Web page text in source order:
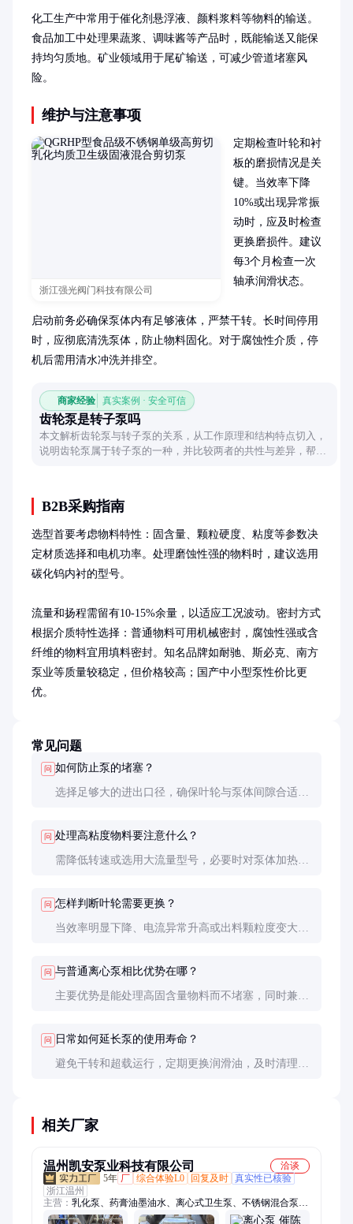
化工生产中常用于催化剂悬浮液、颜料浆料等物料的输送。
食品加工中处理果蔬浆、调味酱等产品时，既能输送又能保
持均匀质地。矿业领域用于尾矿输送，可减少管道堵塞风
险。
维护与注意事项
浙江强光阀门科技有限公司
定期检查叶轮和衬
板的磨损情况是关
键。当效率下降
10%或出现异常振
动时，应及时检查
更换磨损件。建议
每3个月检查一次
轴承润滑状态。
启动前务必确保泵体内有足够液体，严禁干转。长时间停用
时，应彻底清洗泵体，防止物料固化。对于腐蚀性介质，停
机后需用清水冲洗并排空。
商家经验 真实案例 · 安全可信
齿轮泵是转子泵吗
本文解析齿轮泵与转子泵的关系，从工作原理和结构特点切入，
说明齿轮泵属于转子泵的一种，并比较两者的共性与差异，帮助
B2B采购指南
选型首要考虑物料特性：固含量、颗粒硬度、粘度等参数决
定材质选择和电机功率。处理磨蚀性强的物料时，建议选用
碳化钨内衬的型号。
流量和扬程需留有10-15%余量，以适应工况波动。密封方式
根据介质特性选择：普通物料可用机械密封，腐蚀性强或含
纤维的物料宜用填料密封。知名品牌如耐驰、斯必克、南方
泵业等质量较稳定，但价格较高；国产中小型泵性价比更
优。
常见问题
问 如何防止泵的堵塞？
选择足够大的进出口径，确保叶轮与泵体间隙合适
问 处理高粘度物料要注意什么？
需降低转速或选用大流量型号，必要时对泵体加热保
问 怎样判断叶轮需要更换？
当效率明显下降、电流异常升高或出料颗粒度变大
问 与普通离心泵相比优势在哪？
主要优势是能处理高固含量物料而不堵塞，同时兼具
问 日常如何延长泵的使用寿命？
避免干转和超载运行，定期更换润滑油，及时清理泵
相关厂家
温州凯安泵业科技有限公司
洽谈
5年 厂 综合体验L0 回复及时 真实性已核验
浙江温州
主营： 乳化泵、药膏油墨油水、离心式卫生泵、不锈钢混合泵、
固液混合乳化泵、食品级水粉混合机、水粉混合机、卫生级水粉